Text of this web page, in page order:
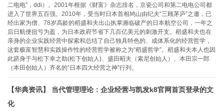
二电电”，ddi）。2001年根据《财富》杂志排名，京瓷公司和第二电电公司都
进入了世界五百强。2010年，受当时日本首相鸠山由纪夫“三顾茅庐”之邀，已
经出家为僧、78岁高龄的稻盛和夫出山执掌濒临破产的日本航空公司，一年之
后日航便扭亏为盈，为日本政府节省下几百亿美元的刺激开支。稻盛和夫也在
亲身的企业实践经营中探索和总结了自己独具特色的、成体系化的经营哲学，
这套极富智慧和实践操作性的经营哲学被称之为“稻盛哲学”。稻盛和夫本人也因
此跻身于与松下幸之助(松下创始人)、盛田昭夫（索尼创始人）、本田宗一郎
（本田创始人）齐名的“日本四大经营之神”行列。
【华典资讯】 当代管理理论：企业经营与凯发k8官网首页登录的文
化